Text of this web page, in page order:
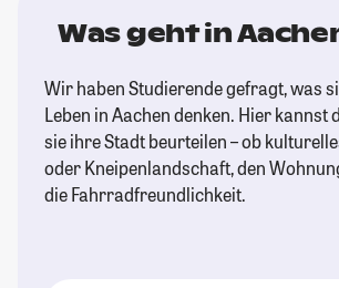
Was geht in
Wir haben Studierende gefragt, was
Leben in Aachen denken. Hier kannst
sie ihre Stadt beurteilen – ob
oder Kneipenlandschaft, den
die Fahrradfreundlichkeit.